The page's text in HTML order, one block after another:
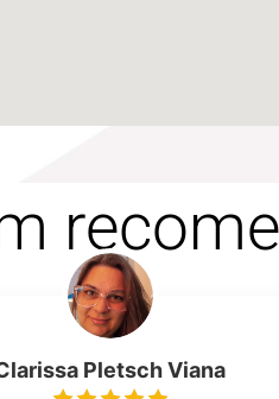
Pletsch Viana